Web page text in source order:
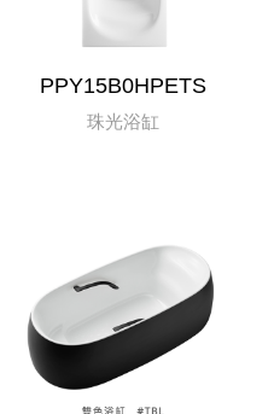
PPY15B0HPETS
珠光浴缸